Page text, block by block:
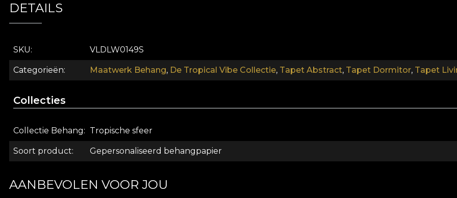
achter de tekeningen tot leven te brengen, hen diepte te geven en de ontspannen sfeer van een eeuwig
DETAILS
SKU VLDLW0149S
Categorieën Maatwerk Behang, De Tropical Vibe Collectie, Tapet Abstract, Tapet Dormitor, Tapet
Collecties
Collectie Behang Tropische sfeer
Soort product Gepersonaliseerd behangpapier
AANBEVOLEN VOOR JOU